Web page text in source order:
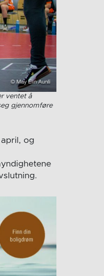
ventet å
gjennomføre
og